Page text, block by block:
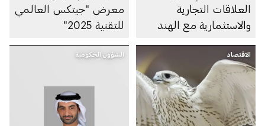
العلاقات التجارية
والاستثمارية مع الهند
معرض "جيتكس العالمي
للتقنية 2025"
الاقتصاد الشؤون الحكومية